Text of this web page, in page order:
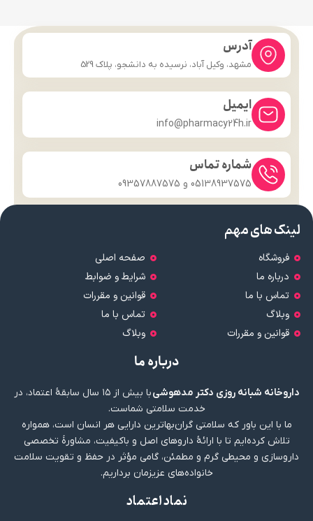
آدرس
مشهد، وکیل آباد، نرسیده به دانشجو، پلاک 529
ایمیل
info@pharmacy24h.ir
شماره تماس
05138937575 و 09357887575
لینک های مهم
فروشگاه
درباره ما
تماس با ما
وبلاگ
قوانین و مقررات
صفحه اصلی
شرایط و ضوابط
قوانین و مقررات
تماس با ما
وبلاگ
درباره ما
داروخانه شبانه روزی دکتر مدهوشی
با بیش از ۱۵ سال سابقهٔ اعتماد، در
خدمت سلامتی شماست.
ما با این باور که سلامتی گران‌بهاترین دارایی هر انسان است، همواره
تلاش کرده‌ایم تا با ارائهٔ داروهای اصل و باکیفیت، مشاورهٔ تخصصی
داروسازی و محیطی گرم و مطمئن، گامی مؤثر در حفظ و تقویت سلامت
خانواده‌های عزیزمان برداریم.
نماد اعتماد